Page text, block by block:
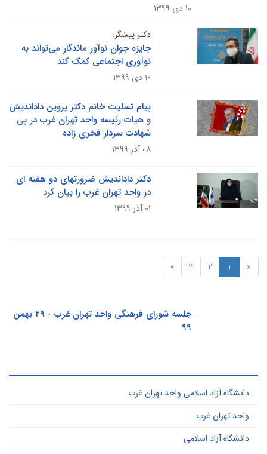
دکتر پیشگر:
جایزه جوان نوآور ماندگار می‌تواند به
نوآوری اجتماعی کمک کند
پیام تسلیت خانم دکتر پروین داداندیش
و هیات رئیسه واحد تهران غرب در پی
شهادت سردار فخری زاده
دکتر داداندیش ضرورتهای دو هفته ای
در واحد تهران غرب را بیان کرد
جلسه شورای فرهنگی واحد تهران غرب - ۲۹ بهمن
دانشگاه آزاد اسلامی واحد تهران غرب
واحد تهران غرب
دانشگاه آزاد اسلامی